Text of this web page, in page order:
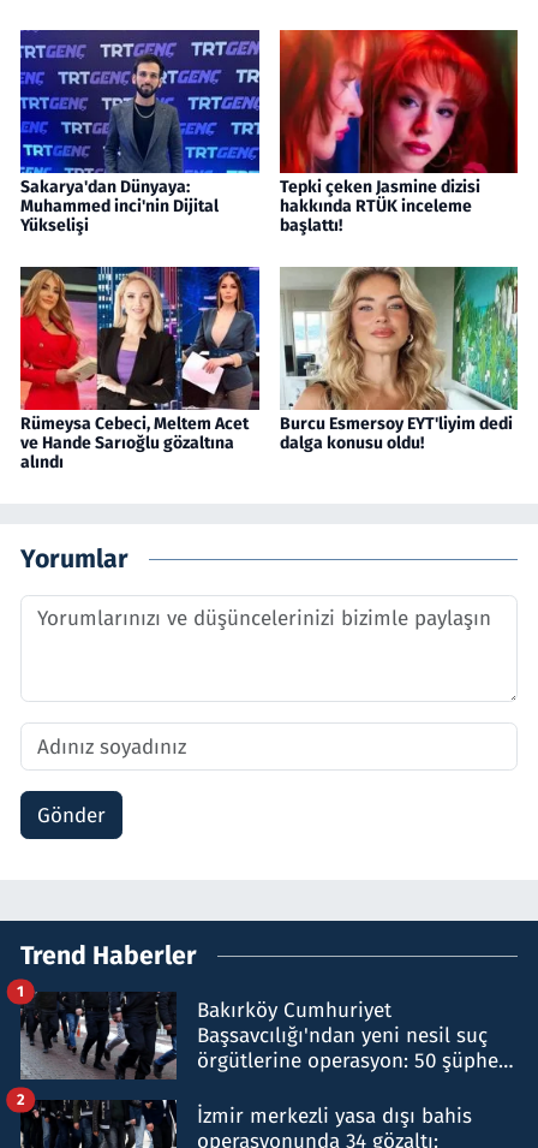
Sakarya'dan Dünyaya:
Muhammed inci'nin Dijital
Yükselişi
Tepki çeken Jasmine dizisi
hakkında RTÜK inceleme
başlattı!
Rümeysa Cebeci, Meltem Acet
ve Hande Sarıoğlu gözaltına
alındı
Burcu Esmersoy EYT'liyim dedi
dalga konusu oldu!
Yorumlar
Gönder
Trend Haberler
Bakırköy Cumhuriyet
Başsavcılığı'ndan yeni nesil suç
örgütlerine operasyon: 50 şüpheli
1
İzmir merkezli yasa dışı bahis
operasyonunda 34 gözaltı:
2